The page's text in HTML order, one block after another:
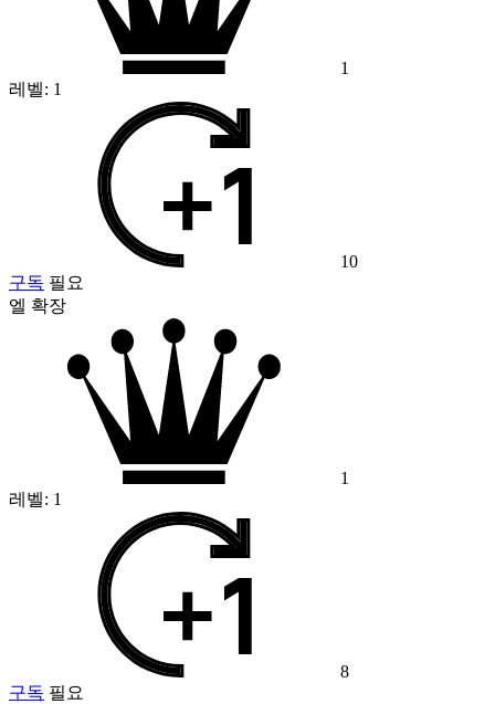
1
레벨: 1
10
구독 필요
엘 확장
1
레벨: 1
8
구독 필요